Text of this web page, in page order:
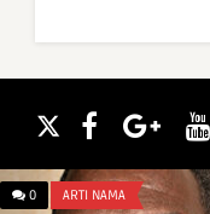
0 ARTI NAMA